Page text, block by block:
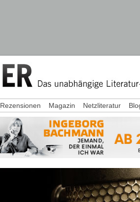
Rezensionen Magazin Netzliteratur